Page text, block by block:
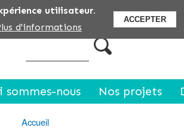
utilisateur.
d'informations
ACCEPTER
Aller
au
contenu
... Rechercher des informations
sommes-nous Nos projets
Accueil